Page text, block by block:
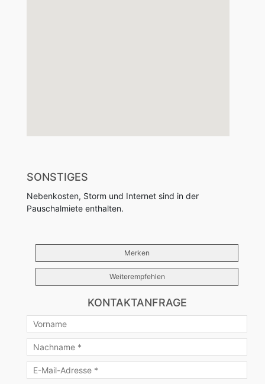
SONSTIGES
Nebenkosten, Storm und Internet sind in der
Pauschalmiete enthalten.
Merken
Weiterempfehlen
KONTAKTANFRAGE